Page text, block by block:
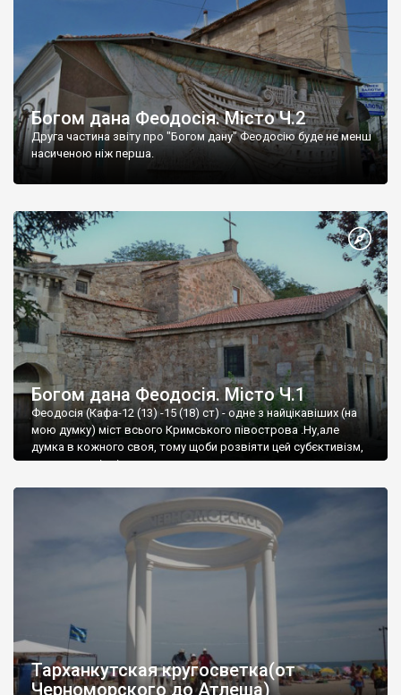
Богом дана Феодосія. Місто Ч.2
Друга частина звіту про "Богом дану" Феодосію буде не менш
насиченою ніж перша.
Богом дана Феодосія. Місто Ч.1
Феодосія (Кафа-12 (13) -15 (18) ст) - одне з найцікавіших (на
мою думку) міст всього Кримського півострова .Ну,але
думка в кожного своя, тому щоби розвіяти цей субєктивізм,
запрошую відвідати це
Тарханкутская кругосветка(от
Черноморского до Атлеша)